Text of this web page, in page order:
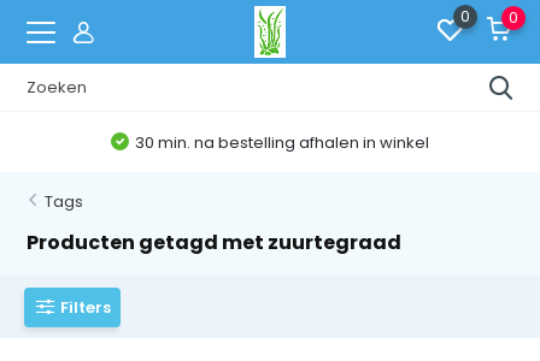
0 0
30 min. na bestelling afhalen in winkel
Tags
Producten getagd met zuurtegraad
Filters